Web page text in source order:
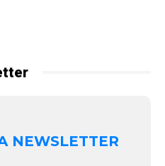
NEWSLETTER